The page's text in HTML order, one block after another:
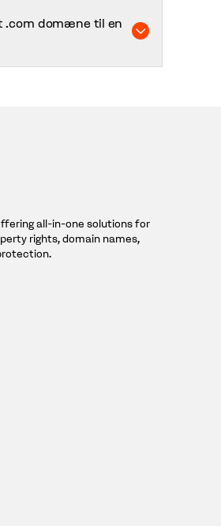
domæne kan
øget
.com domæne til en
all-in-one solutions for
rights, domain names,